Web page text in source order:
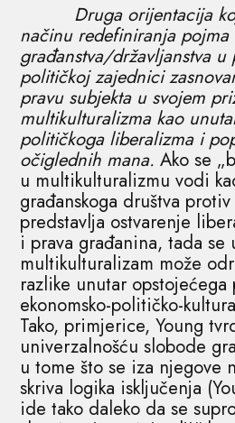
Druga orijentacija
načinu redefiniranja pojma
građanstva/državljanstva u
političkoj zajednici
pravu subjekta u svojem
multikulturalizma kao
političkoga liberalizma i
očiglednih mana. Ako se
u multikulturalizmu vodi
građanskoga društva
predstavlja ostvarenje
i prava građanina, tada
multikulturalizam može
razlike unutar opstojećega
ekonomsko-političko-
Tako, primjerice, Young
univerzalnošću slobode
u tome što se iza njegove
skriva logika isključenja
ide tako daleko da se